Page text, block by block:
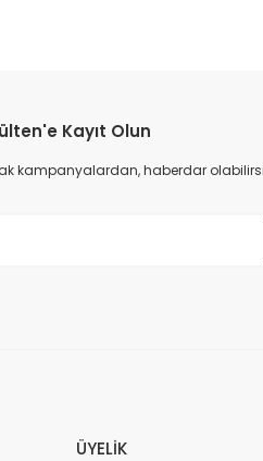
Kayıt Olun
kampanyalardan, haberdar
ÜYELİK